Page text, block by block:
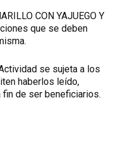
CON YAJUEGO Y
que se deben
se sujeta a los
haberlos leído,
de ser beneficiarios.